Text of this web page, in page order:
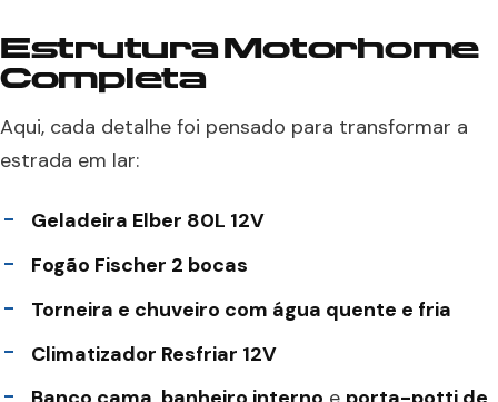
Estrutura Motorhome
Completa
Aqui, cada detalhe foi pensado para transformar a
estrada em lar:
Geladeira Elber 80L 12V
Fogão Fischer 2 bocas
Torneira e chuveiro com água quente e fria
Climatizador Resfriar 12V